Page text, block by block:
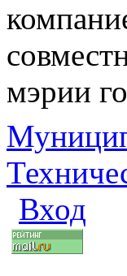
мэрии
Вход